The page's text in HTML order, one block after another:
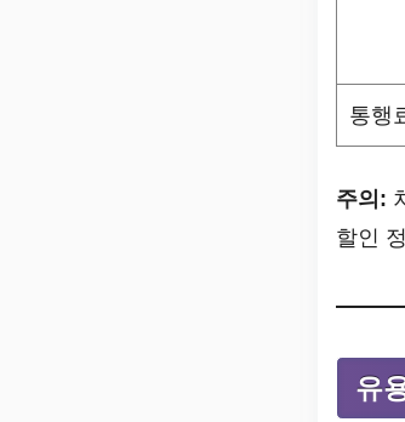
통행
주의:
할인
유